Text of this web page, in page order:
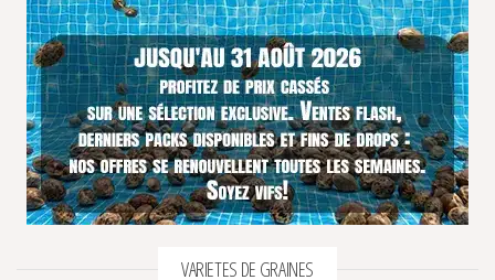
VARIETES DE GRAINES